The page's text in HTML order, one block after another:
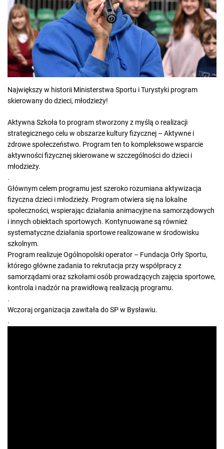
e
d
r
e
a
d
m
e
Największy w historii Ministerstwa Sportu i Turystyki program
skierowany do dzieci, młodzieży!
Aktywna Szkoła to program stworzony z myślą o realizacji
strategicznego celu w obszarze kultury fizycznej – Aktywne i
zdrowe społeczeństwo. Program ten to kompleksowe wsparcie
aktywności fizycznej skierowane w szczególności do dzieci i
młodzieży.
.
Głównym celem programu jest szeroko rozumiana aktywizacja
fizyczna dzieci i młodzieży. Program otwiera się na lokalne
społeczności, wspierając działania animacyjne na samorządowych
i innych obiektach sportowych. Kontynuowane są również
systematyczne działania sportowe realizowane w środowisku
szkolnym.
Program realizuje Ogólnopolski operator – Fundacja Orły Sportu,
którego główne zadania to rekrutacja przy współpracy z
samorządami oraz szkołami osób prowadzących zajęcia sportowe,
kontrola i nadzór na prawidłową realizacją programu.
.
Wczoraj organizacja zawitała do SP w Bysławiu.
.